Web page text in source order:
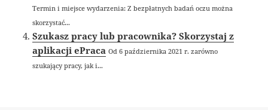
Termin i miejsce wydarzenia: Z bezpłatnych badań oczu można
skorzystać...
Szukasz pracy lub pracownika? Skorzystaj z
aplikacji ePraca Od 6 października 2021 r. zarówno
szukający pracy, jak i...